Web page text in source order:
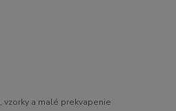
vzorky a malé prekvapenie